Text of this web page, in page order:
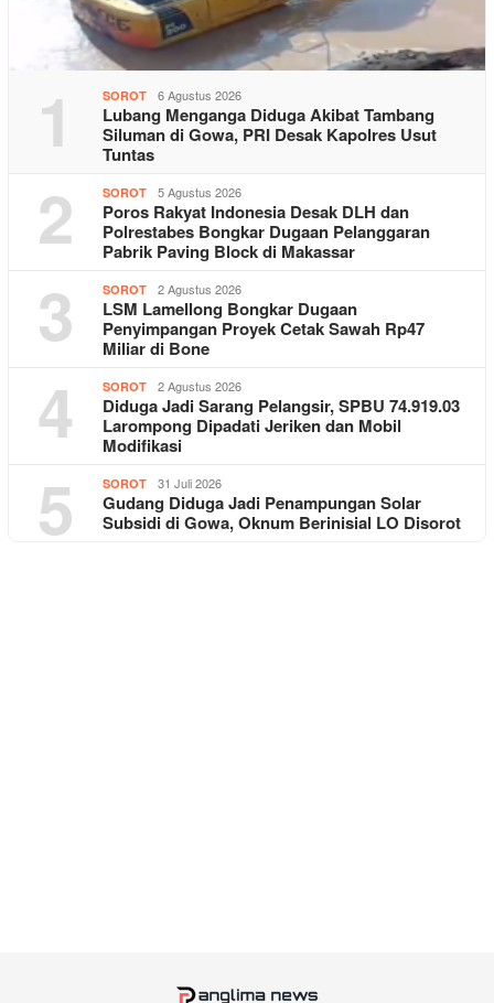
1 SOROT 6 Agustus 2026
Lubang Menganga Diduga Akibat Tambang
Siluman di Gowa, PRI Desak Kapolres Usut
Tuntas
2 SOROT 5 Agustus 2026
Poros Rakyat Indonesia Desak DLH dan
Polrestabes Bongkar Dugaan Pelanggaran
Pabrik Paving Block di Makassar
3 SOROT 2 Agustus 2026
LSM Lamellong Bongkar Dugaan
Penyimpangan Proyek Cetak Sawah Rp47
Miliar di Bone
4 SOROT 2 Agustus 2026
Diduga Jadi Sarang Pelangsir, SPBU 74.919.03
Larompong Dipadati Jeriken dan Mobil
Modifikasi
5 SOROT 31 Juli 2026
Gudang Diduga Jadi Penampungan Solar
Subsidi di Gowa, Oknum Berinisial LO Disorot